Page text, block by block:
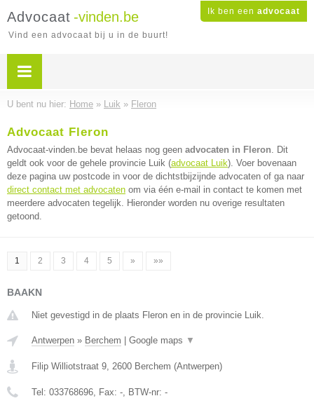
Ik ben een advocaat
Advocaat -vinden.be
Vind een advocaat bij u in de buurt!
U bent nu hier: Home » Luik » Fleron
Advocaat Fleron
Advocaat-vinden.be bevat helaas nog geen advocaten in Fleron. Dit
geldt ook voor de gehele provincie Luik (advocaat Luik). Voer bovenaan
deze pagina uw postcode in voor de dichtstbijzijnde advocaten of ga naar
direct contact met advocaten om via één e-mail in contact te komen met
meerdere advocaten tegelijk. Hieronder worden nu overige resultaten
getoond.
1 2 3 4 5 » »»
BAAKN
Niet gevestigd in de plaats Fleron en in de provincie Luik.
Antwerpen » Berchem Google maps ▼
Filip Williotstraat 9, 2600 Berchem (Antwerpen)
Tel: 033768696, Fax: -, BTW-nr: -